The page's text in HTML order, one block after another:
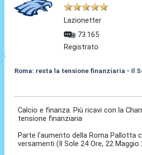
Lazionetter
73.165
Registrato
Roma: resta la tensione finanziaria - Il
Calcio e finanza. Più ricavi con la
tensione finanziaria
Parte l'aumento della Roma Pallotta
versamenti (Il Sole 24 Ore, 22 Maggio